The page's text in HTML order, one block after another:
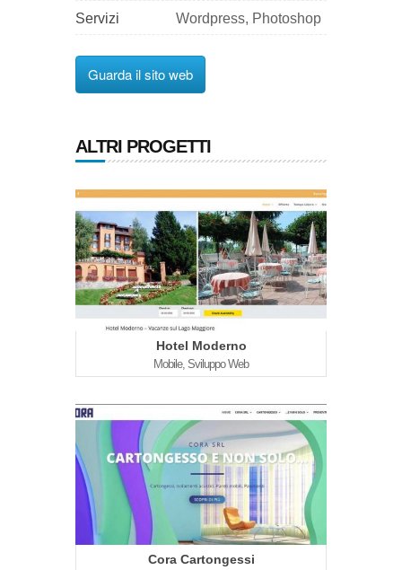
Servizi Wordpress, Photoshop
Guarda il sito web
ALTRI PROGETTI
Hotel Moderno
Mobile, Sviluppo Web
Cora Cartongessi